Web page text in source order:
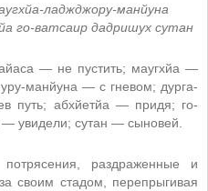
ладжджору-манйуна
го-ватсаир дадришух сутан
— не пустить; маугхйа —
манйуна — с гневом; дурга-
путь; абхйетйа — придя; го-
увидели; сутан — сыновей.
раздраженные и
своим стадом, перепрыгивая